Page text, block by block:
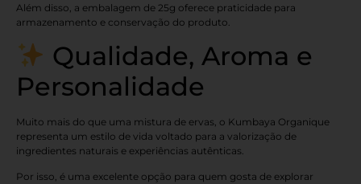
Além disso, a embalagem de 25g oferece praticidade para
armazenamento e conservação do produto.
Qualidade, Aroma e
Personalidade
Muito mais do que uma mistura de ervas, o Kumbaya Organique
representa um estilo de vida voltado para a valorização de
ingredientes naturais e experiências autênticas.
Por isso, é uma excelente opção para quem gosta de explorar